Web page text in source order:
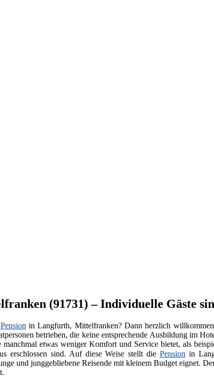
(91731) – Individuelle Gäste
Pension in Langfurth, Mittelfranken? Dann herzlich
betrieben, die keine entsprechende Ausbildung im
etwas weniger Komfort und Service bietet, als
erschlossen sind. Auf diese Weise stellt die Pension in
und junggebliebene Reisende mit kleinem Budget eignet.